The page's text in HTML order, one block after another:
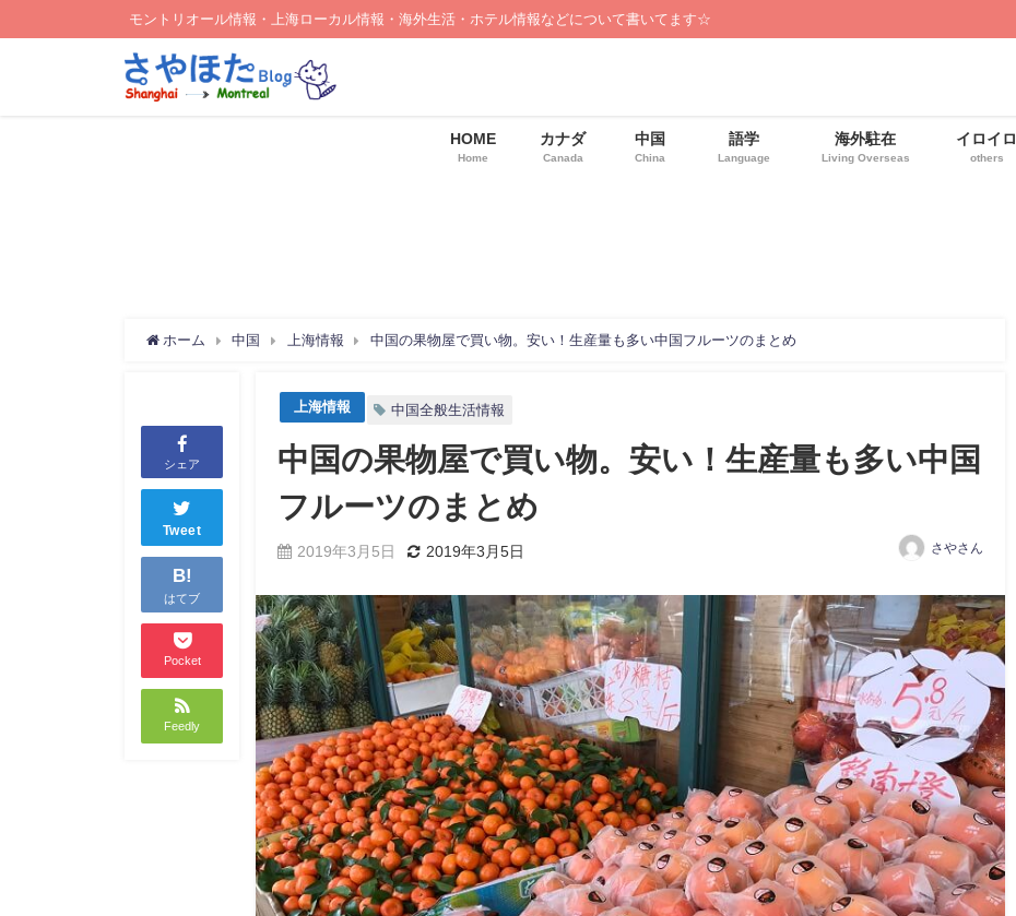
モントリオール情報・上海ローカル情報・海外生活・ホテル情報などについて書いてます☆
HOME
Home
カナダ
Canada
中国
China
語学
Language
海外駐在
Living Overseas
イロイロ
others
ホーム 中国 上海情報 中国の果物屋で買い物。安い！生産量も多い中国フルーツのまとめ
シェア
Tweet
B!
はてブ
Pocket
Feedly
上海情報 中国全般生活情報
中国の果物屋で買い物。安い！生産量も多い中国
フルーツのまとめ
2019年3月5日 2019年3月5日 さやさん